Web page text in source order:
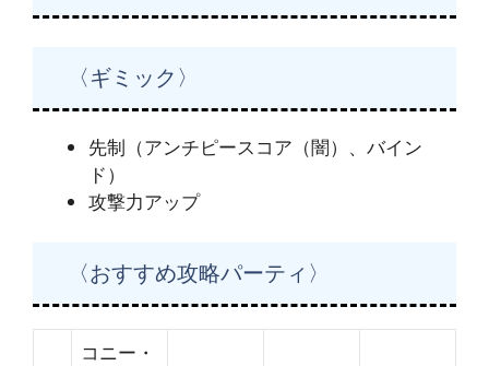
〈ギミック〉
先制（アンチピースコア（闇）、バイン
ド）
攻撃力アップ
〈おすすめ攻略パーティ〉
コニー・